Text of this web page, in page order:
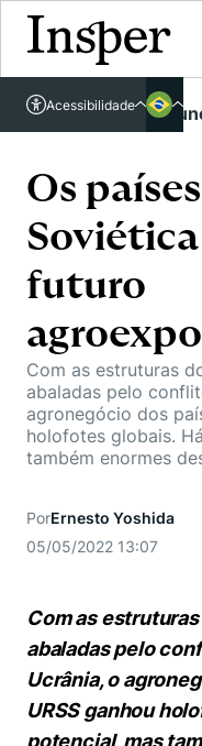
Links rápidos
Acessibilidade
Acessível em libras
Vestibular
Graduação
Todas as Engenharias
Engenharia de
Engenharia de
Pós-Graduação
Busca por Áreas de
Quem Somos
O Insper
Campus
Internacional
Student Life
Núcleo de Carreiras
Hub de Inovação e
Oportunidade de
Trabalhe conosco
Comunidade
Missão
Projetos Sociais
Lista de doadores
Pesquisa
Pesquisa no Insper
Centros de
Cátedras
Biblioteca Telles
Pesquisa na Graduação
Seminários Acadêmicos
Comitê de Ética em
Conteúdos
Carreiras e Cursos
Eventos
Instagram
Linkedin
Unidades
Gestão e Economia
Direito
Corpo Docente
Busca por docentes
Áreas de Conhecimento
Ensino e aprendizagem
Fale Conosco
Visite o Insper
Canal de Ética
Ouvidoria
Os
futuro
Com as estruturas
abaladas pelo
agronegócio dos
holofotes globais.
também enormes
PorErnesto Yoshida
05/05/2022 13:07
Com as
abaladas pelo
Ucrânia, o
URSS ganhou
potencial, mas